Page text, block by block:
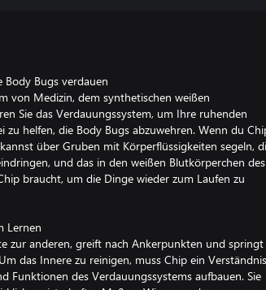
Bugs verdauen
von Medizin, dem synthetischen weißen
Sie das Verdauungssystem, um Ihre ruhenden
helfen, die Body Bugs abzuwehren. Wenn du
über Gruben mit Körperflüssigkeiten segeln,
und das in den weißen Blutkörperchen des
braucht, um die Dinge wieder zum Laufen zu
Lernen
zur anderen, greift nach Ankerpunkten und springt
das Innere zu reinigen, muss Chip ein Verständnis
Funktionen des Verdauungssystems aufbauen. Sie